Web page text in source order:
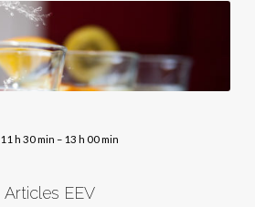
11 h 30 min – 13 h 00 min
Articles EEV